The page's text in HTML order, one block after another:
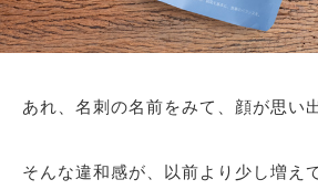
あれ、名刺の名前をみて、顔が思
そんな違和感が、以前より少し増え